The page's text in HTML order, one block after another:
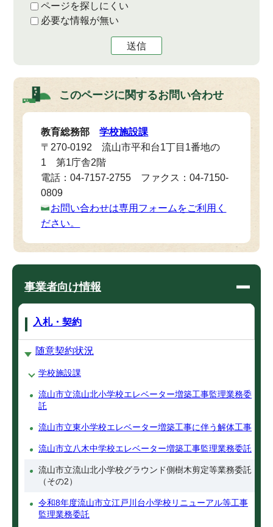
ページを探しにくい
必要な情報が無い
送信
このページに関するお問い合わせ
教育総務部学校施設課
〒270-0192 流山市平和台1丁目1番地の
1 第1庁舎2階
電話：04-7157-2755 ファクス：04-7150-
0809
お問い合わせは専用フォームをご利用く
ださい。
事業者向け情報
入札・契約
随意契約状況
学校施設課
流山市立流山北小学校エレベーター増築工事監理業務委
託
流山市立東小学校エレベーター増築工事に伴う解体工事
流山市立八木中学校エレベーター増築工事監理業務委託
流山市立流山北小学校グラウンド側樹木剪定等業務委託
（その2）
令和8年度流山市立江戸川台小学校リニューアル等工事
監理業務委託